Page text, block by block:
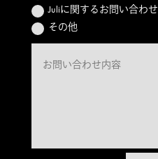
Juliに関するお問い合わせ
その他